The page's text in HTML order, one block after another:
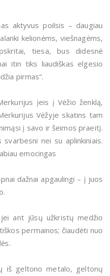
aktyvus poilsis – daugiau
kelionėms, viešnagėms,
tiesa, bus didesnė
itin tiks liaudiškas elgesio
pirmas“.
įeis į Vėžio ženklą,
Vėžyje skatins tam
į savo ir šeimos praeitį.
nei su aplinkiniais.
emocingas
dažnai apgaulingi – į juos
ant jūsų užkristų medžio
permainos; čiaudėti nuo
iš geltono metalo, geltonų